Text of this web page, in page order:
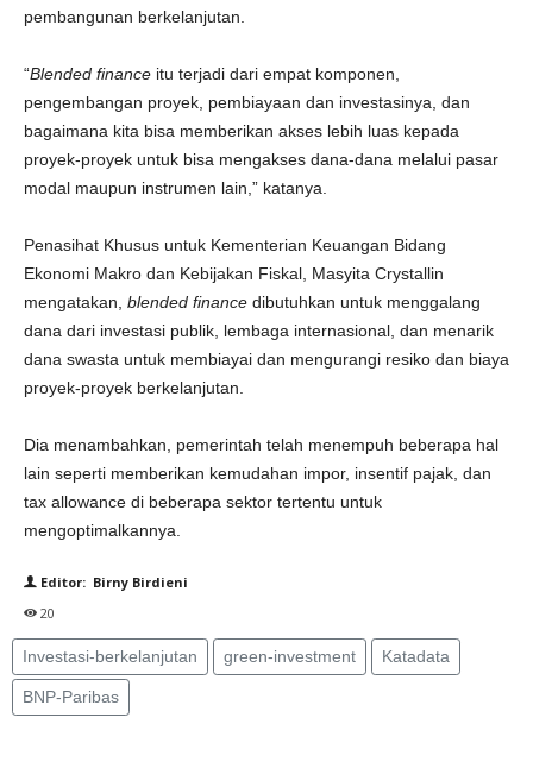
pembangunan berkelanjutan.
“Blended finance itu terjadi dari empat komponen,
pengembangan proyek, pembiayaan dan investasinya, dan
bagaimana kita bisa memberikan akses lebih luas kepada
proyek-proyek untuk bisa mengakses dana-dana melalui pasar
modal maupun instrumen lain,” katanya.
Penasihat Khusus untuk Kementerian Keuangan Bidang
Ekonomi Makro dan Kebijakan Fiskal, Masyita Crystallin
mengatakan, blended finance dibutuhkan untuk menggalang
dana dari investasi publik, lembaga internasional, dan menarik
dana swasta untuk membiayai dan mengurangi resiko dan biaya
proyek-proyek berkelanjutan.
Dia menambahkan, pemerintah telah menempuh beberapa hal
lain seperti memberikan kemudahan impor, insentif pajak, dan
tax allowance di beberapa sektor tertentu untuk
mengoptimalkannya.
Editor: Birny Birdieni
20
Investasi-berkelanjutan green-investment Katadata
BNP-Paribas